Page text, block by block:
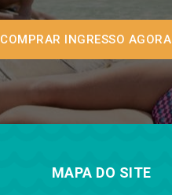
COMPRAR INGRESSO AGORA
MAPA DO SITE